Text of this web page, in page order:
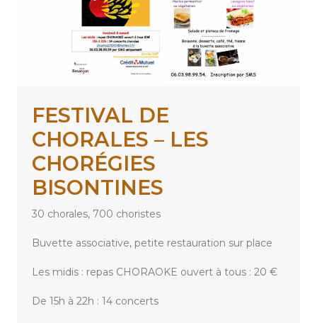
FESTIVAL DE
CHORALES – LES
CHORÉGIES
BISONTINES
30 chorales, 700 choristes
Buvette associative, petite restauration sur place
Les midis : repas CHORAOKE ouvert à tous : 20 €
De 15h à 22h : 14 concerts